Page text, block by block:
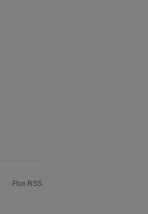
Flux RSS